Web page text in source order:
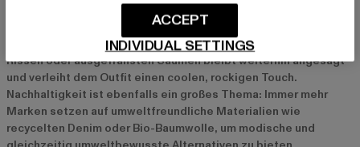
Grau oder Schwarz dominieren die Modewelt, da sie sich leicht
kombinieren lassen und zeitlos wirken. Der Destroyed-Look mit
Rissen oder ausgefransten Säumen bleibt weiterhin angesagt
und verleiht dem Outfit einen coolen, rockigen Touch.
Nachhaltigkeit ist ebenfalls ein großes Thema: Immer mehr
Marken setzen auf umweltfreundliche Materialien wie
recycelten Denim oder Bio-Baumwolle, um modische und
INDIVIDUAL SETTINGS
ACCEPT